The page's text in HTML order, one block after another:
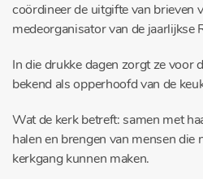
coördineer de uitgifte van brieven
medeorganisator van de jaarlijkse
In die drukke dagen zorgt ze voor
bekend als opperhoofd van de
Wat de kerk betreft: samen met
halen en brengen van mensen die
kerkgang kunnen maken.